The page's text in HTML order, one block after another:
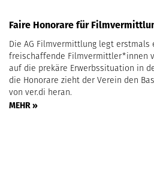
Faire Honorare für
Die AG Filmvermittlung legt
freischaffende Filmvermittler*innen
auf die prekäre Erwerbssituation in
die Honorare zieht der Verein den
von ver.di heran.
MEHR »